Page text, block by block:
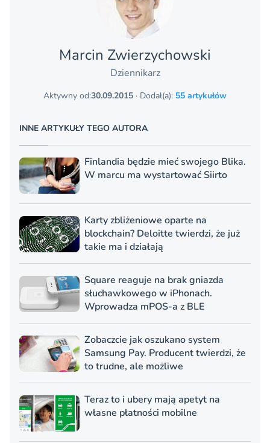
Marcin Zwierzychowski
Dziennikarz
Aktywny od:30.09.2015 · Dodał(a): 55 artykułów
INNE ARTYKUŁY TEGO AUTORA
Finlandia będzie mieć swojego Blika.
W marcu ma wystartować Siirto
Karty zbliżeniowe oparte na
blockchain? Deloitte twierdzi, że już
takie ma i działają
Square reaguje na brak gniazda
słuchawkowego w iPhonach.
Wprowadza mPOS-a z BLE
Zobaczcie jak oszukano system
Samsung Pay. Producent twierdzi, że
to trudne, ale możliwe
Teraz to i ubery mają apetyt na
własne płatności mobilne